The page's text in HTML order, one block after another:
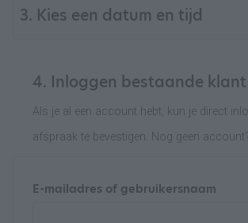
3. Kies een datum en tijd
4. Inloggen bestaande klant
Als je al een account hebt, kun je direct
afspraak te bevestigen. Nog geen
E-mailadres of gebruikersnaam